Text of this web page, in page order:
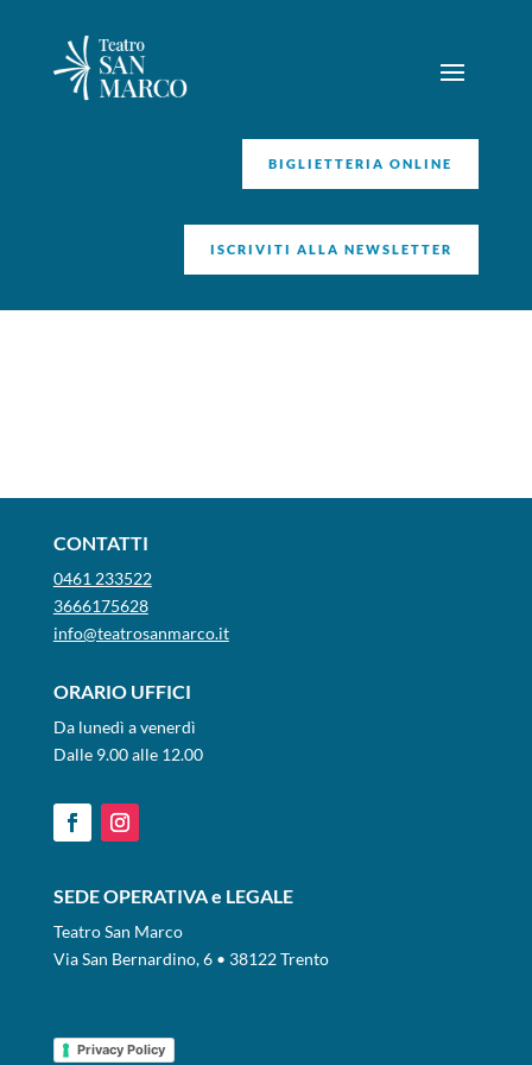
BIGLIETTERIA ONLINE
ISCRIVITI ALLA NEWSLETTER
CONTATTI
0461 233522
3666175628
info@teatrosanmarco.it
ORARIO UFFICI
Da lunedì a venerdì
Dalle 9.00 alle 12.00
SEDE OPERATIVA e LEGALE
Teatro San Marco
Via San Bernardino, 6 • 38122 Trento
Privacy Policy